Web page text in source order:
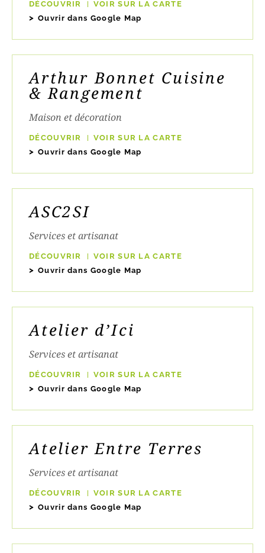
DÉCOUVRIR
VOIR SUR LA CARTE
Ouvrir dans Google Map
Arthur Bonnet Cuisine
& Rangement
Maison et décoration
DÉCOUVRIR
VOIR SUR LA CARTE
Ouvrir dans Google Map
ASC2SI
Services et artisanat
DÉCOUVRIR
VOIR SUR LA CARTE
Ouvrir dans Google Map
Atelier d’Ici
Services et artisanat
DÉCOUVRIR
VOIR SUR LA CARTE
Ouvrir dans Google Map
Atelier Entre Terres
Services et artisanat
DÉCOUVRIR
VOIR SUR LA CARTE
Ouvrir dans Google Map